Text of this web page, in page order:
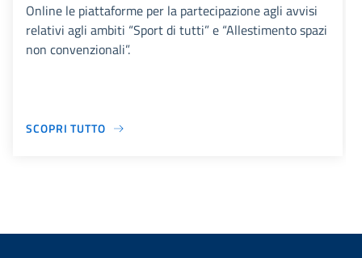
Online le piattaforme per la partecipazione agli avvisi
relativi agli ambiti “Sport di tutti” e “Allestimento spazi
non convenzionali”.
SCOPRI TUTTO